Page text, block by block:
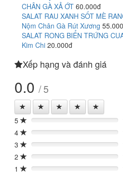
CHÂN GÀ XẢ ỚT 60.000đ
SALAT RAU XANH SỐT MÈ
Nộm Chân Gà Rút Xương
SALAT RONG BIỂN TRỨNG
Kim Chi 20.000đ
Xếp hạng và đánh giá
0.0 / 5
5 0%
4
0%
3
0%
2
0%
1
0%